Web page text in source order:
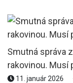
Smutná správa
rakovinou. Musí
11. január 2026